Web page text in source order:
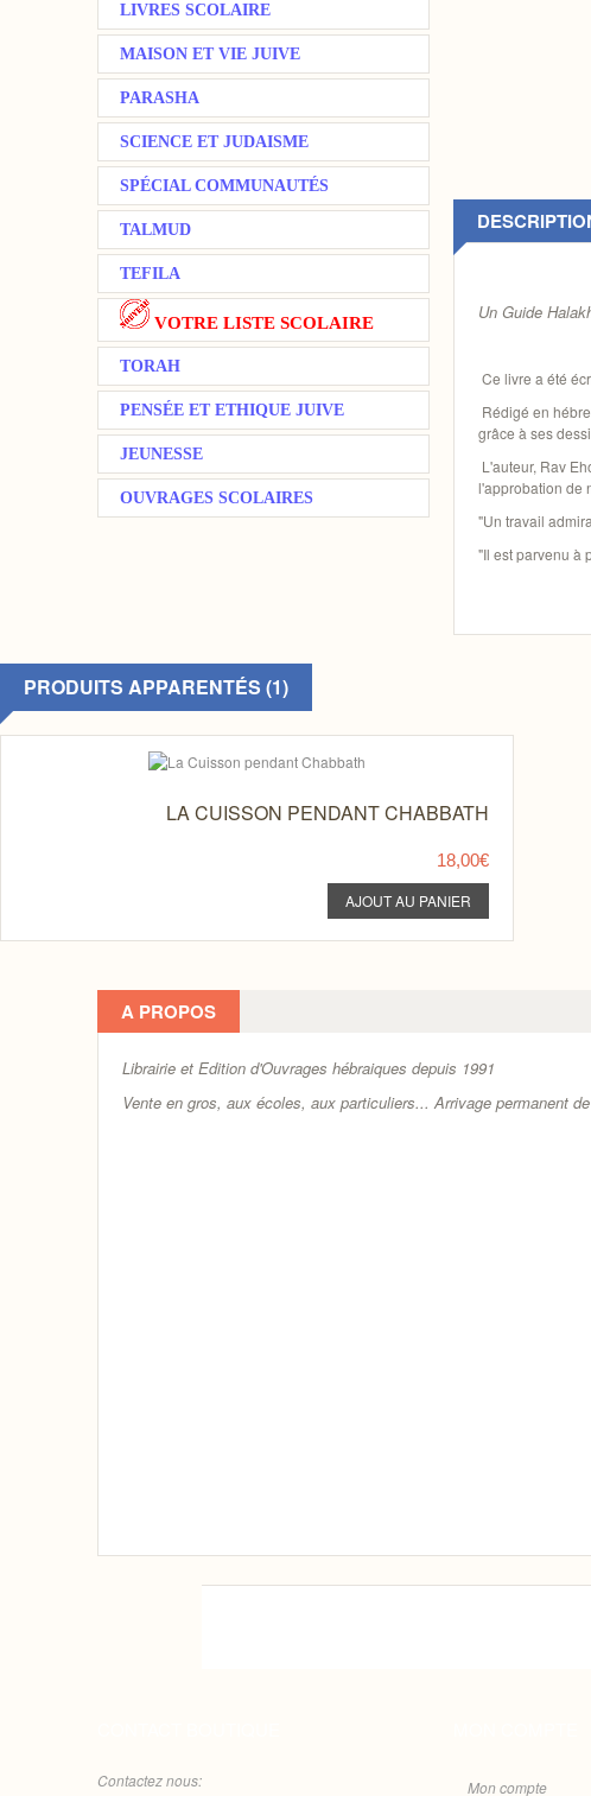
LIVRES SCOLAIRE
MAISON ET VIE JUIVE
PARASHA
SCIENCE ET JUDAISME
SPÉCIAL COMMUNAUTÉS
TALMUD
TEFILA
VOTRE LISTE SCOLAIRE
TORAH
PENSÉE ET ETHIQUE JUIVE
JEUNESSE
OUVRAGES SCOLAIRES
Un Guide
Ce livre a été
Rédigé en
grâce à ses
L'auteur, Rav
l'approbation de
"Un travail
"Il est parvenu à
PRODUITS APPARENTÉS (1)
LA CUISSON PENDANT CHABBATH
18,00€
A PROPOS
Librairie et Edition d'Ouvrages hébraiques depuis 1991
Vente en gros, aux écoles, aux particuliers...Arrivage permanent
Contactez nous: Mon compte